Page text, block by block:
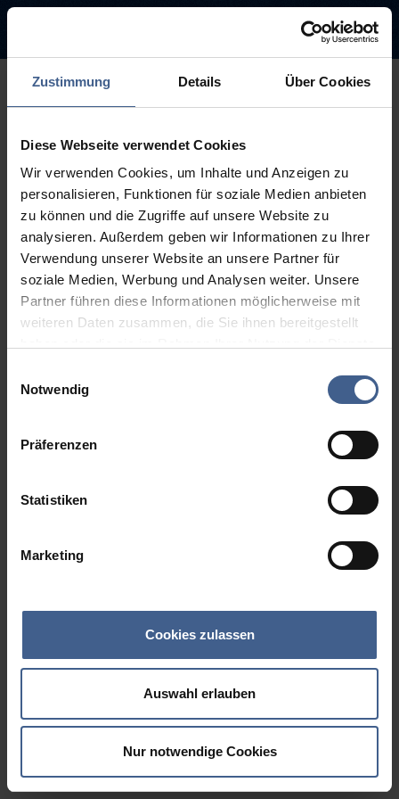
Zustimmung Details Über Cookies
Diese Webseite verwendet Cookies
Wir verwenden Cookies, um Inhalte und Anzeigen zu
personalisieren, Funktionen für soziale Medien anbieten
zu können und die Zugriffe auf unsere Website zu
analysieren. Außerdem geben wir Informationen zu Ihrer
Verwendung unserer Website an unsere Partner für
soziale Medien, Werbung und Analysen weiter. Unsere
Partner führen diese Informationen möglicherweise mit
weiteren Daten zusammen, die Sie ihnen bereitgestellt
Weitere Informationen finden Sie in unseren
Notwendig
Präferenzen
Statistiken
Marketing
Cookies zulassen
Auswahl erlauben
Nur notwendige Cookies
Sorry, this page is not
available.
The link you followed may be broken or the page may have been
removed.
Back to homepage Go to search (Link offen)